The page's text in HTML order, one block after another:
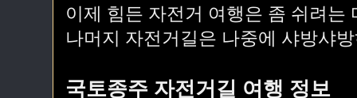
이제 힘든 자전거 여행은 좀 쉬려는
나머지 자전거길은 나중에 샤방샤
국토종주 자전거길 여행 정보